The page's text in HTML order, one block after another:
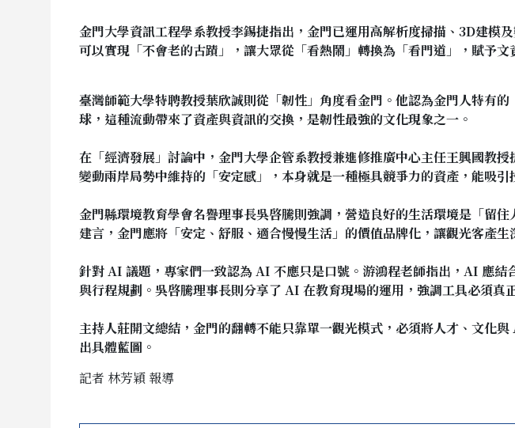
金門大學資訊工程學系教授李錫捷指出，金門已運用高解析度掃描、3D建模
可以實現「不會老的古蹟」，讓大眾從「看熱鬧」轉換為「看門道」，賦予文
臺灣師範大學特聘教授葉欣誠則從「韌性」角度看金門。他認為金門人特有
球，這種流動帶來了資產與資訊的交換，是韌性最強的文化現象之一。
在「經濟發展」討論中，金門大學企管系教授兼進修推廣中心主任王興國教授
變動兩岸局勢中維持的「安定感」，本身就是一種極具競爭力的資產，能吸引
金門縣環境教育學會名譽理事長吳啓騰則強調，營造良好的生活環境是「留
建言，金門應將「安定、舒服、適合慢慢生活」的價值品牌化，讓觀光客產生
針對 AI 議題，專家們一致認為 AI 不應只是口號。游鴻程老師指出，AI 應
與行程規劃。吳啓騰理事長則分享了 AI 在教育現場的運用，強調工具必須真
主持人莊開文總結，金門的翻轉不能只靠單一觀光模式，必須將人才、文化
出具體藍圖。
記者 林芳穎 報導